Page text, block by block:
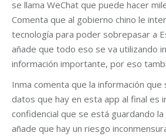
se llama WeChat que puede hacer
Comenta que al gobierno chino le
tecnología para poder sobrepasar a
añade que todo eso se va utilizando
información importante, por eso
Inma comenta que la información
datos que hay en esta app al final es
confidencial que se está guardando la
añade que hay un riesgo